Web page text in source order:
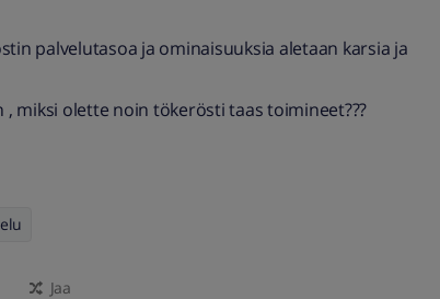
palvelutasoa ja ominaisuuksia aletaan karsia ja
, miksi olette noin tökerösti taas toimineet???
Jaa